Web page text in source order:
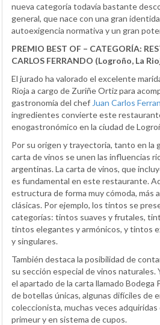
nueva categoría todavía bastante
general, que nace con una gran
autoexigencia normativa y un gran
PREMIO BEST OF – CATEGORÍA:
CARLOS FERRANDO (Logroño, La
El jurado ha valorado el excelente
Rioja a cargo de Zuriñe Ortiz para
gastronomía del chef Juan Carlos
ingredientes convierte este
enogastronómico en la ciudad de
Por su origen y trayectoria, tanto en la
carta de vinos se unen las influencias
argentinas. La carta de vinos, que
es fundamental en este restaurante.
estructura de forma muy cómoda, más
clásicas. Por ejemplo, los tintos se
categorías: tintos suaves y frutales,
tintos elegantes y armónicos, y tintos
y singulares.
También destaca la posibilidad de
su sección especial de vinos naturales.
el apartado de la carta llamado Bodega
de botellas únicas, algunas difíciles de
coleccionista, muchas veces
primeur y en sistema de cupos.